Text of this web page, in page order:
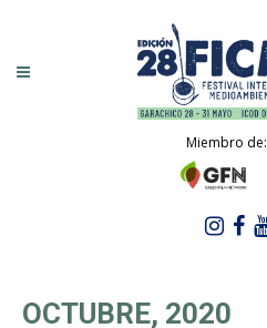
Miembro de:
OCTUBRE, 2020